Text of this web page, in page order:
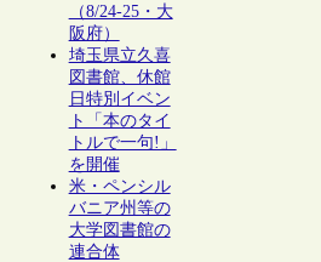
（8/24-25・大
阪府）
埼玉県立久喜
図書館、休館
日特別イベン
ト「本のタイ
トルで一句!」
を開催
米・ペンシル
バニア州等の
大学図書館の
連合体